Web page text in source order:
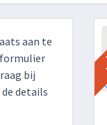
aan te
formulier
bij
details